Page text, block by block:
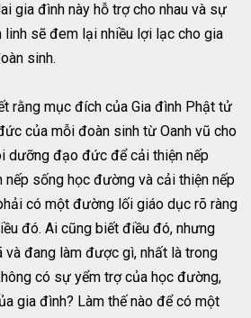
gia đình này hỗ trợ cho nhau và sự
sẽ đem lại nhiều lợi lạc cho gia
sinh.
rằng mục đích của Gia đình Phật tử
của mỗi đoàn sinh từ Oanh vũ cho
dưỡng đạo đức để cải thiện nếp
nếp sống học đường và cải thiện nếp
có một đường lối giáo dục rõ ràng
đó. Ai cũng biết điều đó, nhưng
đang làm được gì, nhất là trong
có sự yểm trợ của học đường,
gia đình? Làm thế nào để có một